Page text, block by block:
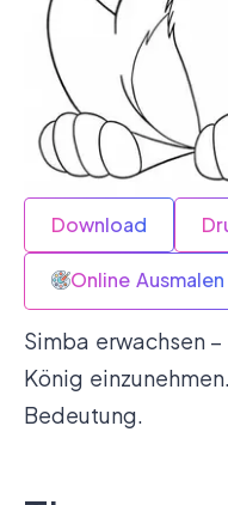
Download
Online Ausmalen
Simba erwachsen
König
Bedeutung.